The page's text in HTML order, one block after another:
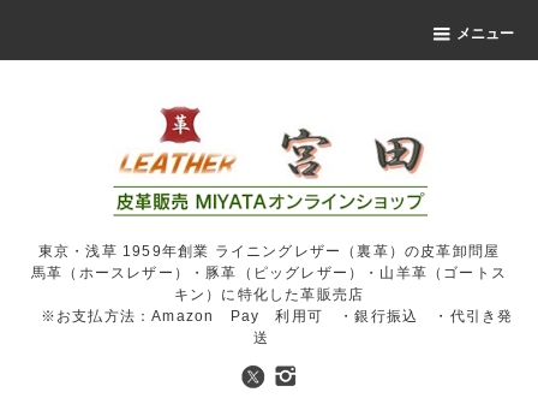
メニュー
東京・浅草 1959年創業 ライニングレザー（裏革）の皮革卸問屋
馬革（ホースレザー）・豚革（ピッグレザー）・山羊革（ゴートス
キン）に特化した革販売店
※お支払方法：Amazon Pay 利用可 ・銀行振込 ・代引き発
送